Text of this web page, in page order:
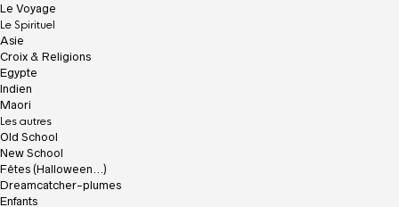
Le Voyage
Le Spirituel
Asie
Croix & Religions
Egypte
Indien
Maori
Les autres
Old School
New School
Fêtes (Halloween…)
Dreamcatcher-plumes
Enfants